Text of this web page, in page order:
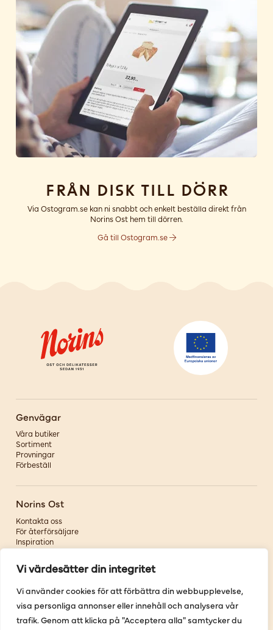
Vi värdesätter din integritet
Vi använder cookies för att förbättra din webbupplevelse,
visa personliga annonser eller innehåll och analysera vår
trafik. Genom att klicka på "Acceptera alla" samtycker du
Från disk till dörr
Via Ostogram.se kan ni snabbt och enkelt beställa direkt från
Norins Ost hem till dörren.
Gå till Ostogram.se
Genvägar
Våra butiker
Sortiment
Provningar
Förbeställ
Norins Ost
Kontakta oss
För återförsäljare
Inspiration
Om oss
Följ oss
Facebook
Instagram